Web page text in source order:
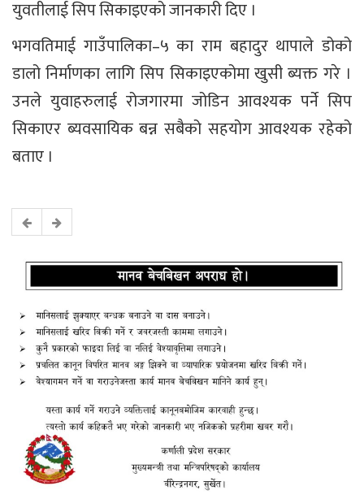
युवतीलाई सिप सिकाइएको जानकारी दिए ।
भगवतिमाई गाउँपालिका–५ का राम बहादुर थापाले डोको
डालो निर्माणका लागि सिप सिकाइएकोमा खुसी ब्यक्त गरे ।
उनले युवाहरुलाई रोजगारमा जोडिन आवश्यक पर्ने सिप
सिकाएर ब्यवसायिक बन्न सबैको सहयोग आवश्यक रहेको
बताए ।